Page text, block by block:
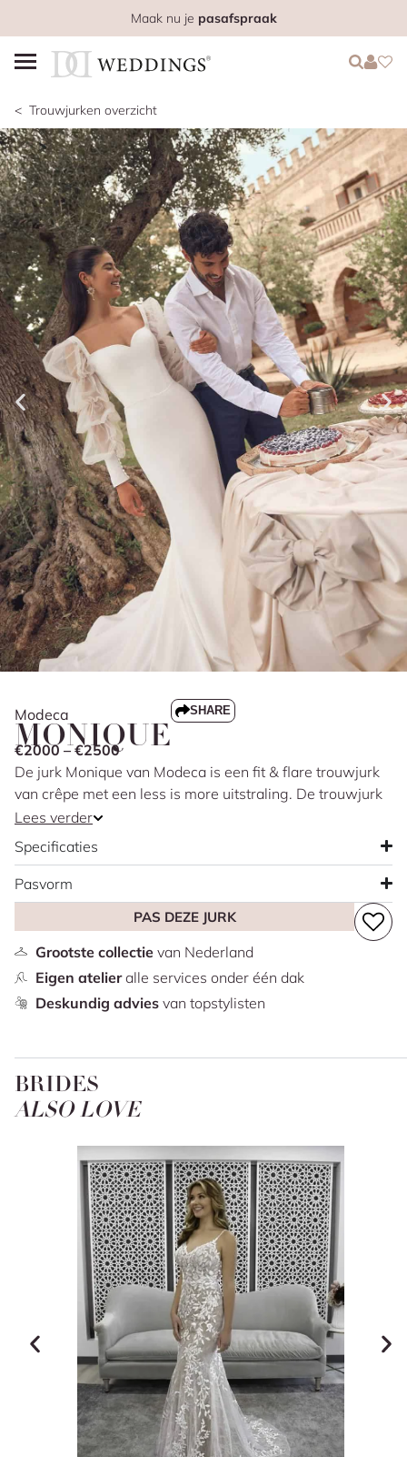
Maak nu je pasafspraak
Login
Login
Trouwjurken overzicht
Modeca
MONIQUE
SHARE
€2000 – €2500
De jurk Monique van Modeca is een fit & flare trouwjurk
van crêpe met een less is more uitstraling. De trouwjurk
heeft fijne schouderbandjes en een sweetheart halslijn
die het silhouet op een zachte manier accentueert. De
afneembare tule pofmouwen geven de jurk een
romantisch detail en zorgen voor een subtiele
verandering in uitstraling. De knoopjes lopen door tot
over de sleep en maken het ontwerp op een klassieke
manier af.
Lees verder
Specificaties
Pasvorm
PAS DEZE JURK
Grootste collectievan Nederland
Eigen atelieralle services onder één dak
Deskundig adviesvan topstylisten
BRIDES
ALSO LOVE